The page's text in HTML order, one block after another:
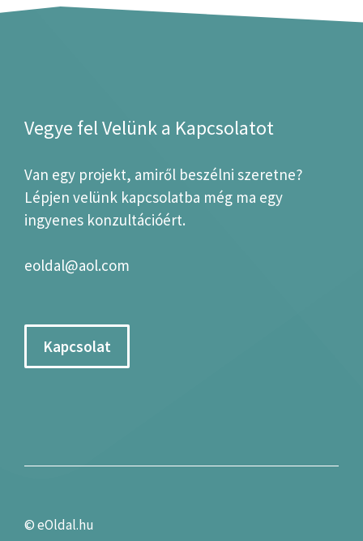
Vegye fel Velünk a Kapcsolatot
Van egy projekt, amiről beszélni szeretne?
Lépjen velünk kapcsolatba még ma egy
ingyenes konzultációért.
eoldal@aol.com
Kapcsolat
©eOldal.hu